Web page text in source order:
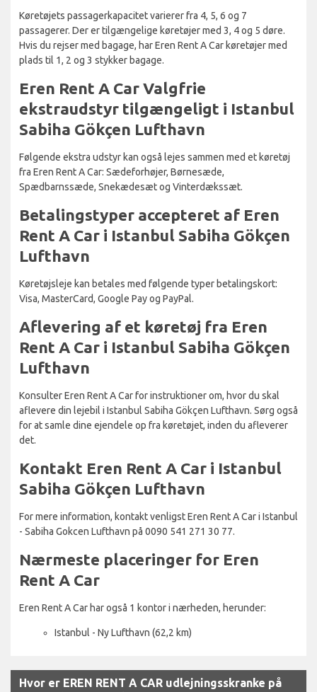
Køretøjets passagerkapacitet varierer fra 4, 5, 6 og 7
passagerer. Der er tilgængelige køretøjer med 3, 4 og 5 døre.
Hvis du rejser med bagage, har Eren Rent A Car køretøjer med
plads til 1, 2 og 3 stykker bagage.
Eren Rent A Car Valgfrie
ekstraudstyr tilgængeligt i Istanbul
Sabiha Gökçen Lufthavn
Følgende ekstra udstyr kan også lejes sammen med et køretøj
fra Eren Rent A Car: Sædeforhøjer, Børnesæde,
Spædbarnssæde, Snekædesæt og Vinterdækssæt.
Betalingstyper accepteret af Eren
Rent A Car i Istanbul Sabiha Gökçen
Lufthavn
Køretøjsleje kan betales med følgende typer betalingskort:
Visa, MasterCard, Google Pay og PayPal.
Aflevering af et køretøj fra Eren
Rent A Car i Istanbul Sabiha Gökçen
Lufthavn
Konsulter Eren Rent A Car for instruktioner om, hvor du skal
aflevere din lejebil i Istanbul Sabiha Gökçen Lufthavn. Sørg også
for at samle dine ejendele op fra køretøjet, inden du afleverer
det.
Kontakt Eren Rent A Car i Istanbul
Sabiha Gökçen Lufthavn
For mere information, kontakt venligst Eren Rent A Car i Istanbul
- Sabiha Gokcen Lufthavn på 0090 541 271 30 77.
Nærmeste placeringer for Eren
Rent A Car
Eren Rent A Car har også 1 kontor i nærheden, herunder:
Istanbul - Ny Lufthavn (62,2 km)
Hvor er EREN RENT A CAR udlejningsskranke på